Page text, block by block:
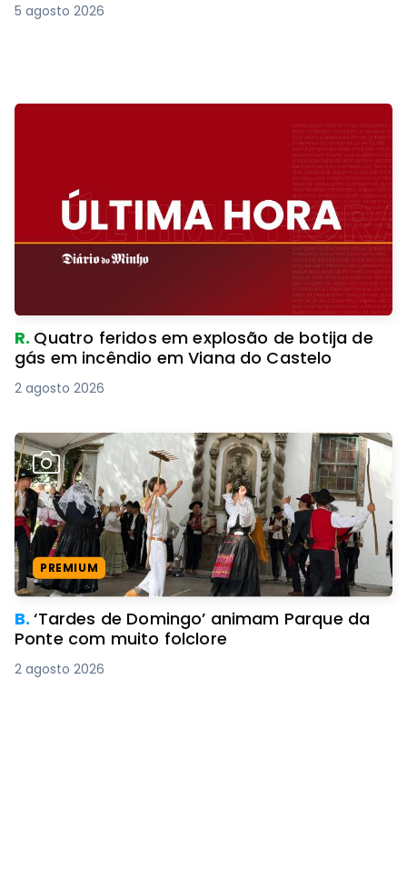
5 agosto 2026
R. Quatro feridos em explosão de botija de
gás em incêndio em Viana do Castelo
2 agosto 2026
PREMIUM
B.‘Tardes de Domingo’ animam Parque da
Ponte com muito folclore
2 agosto 2026